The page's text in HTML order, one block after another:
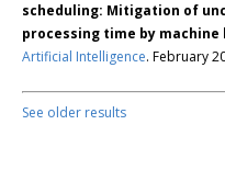
scheduling: Mitigation of
processing time by
Artificial Intelligence. February
See older results